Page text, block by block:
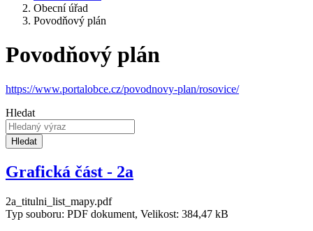
Obecní úřad
Povodňový plán
Povodňový plán
https://www.portalobce.cz/povodnovy-plan/rosovice/
Hledat
Hledat
Grafická část - 2a
2a_titulni_list_mapy.pdf
Typ souboru: PDF dokument, Velikost: 384,47 kB